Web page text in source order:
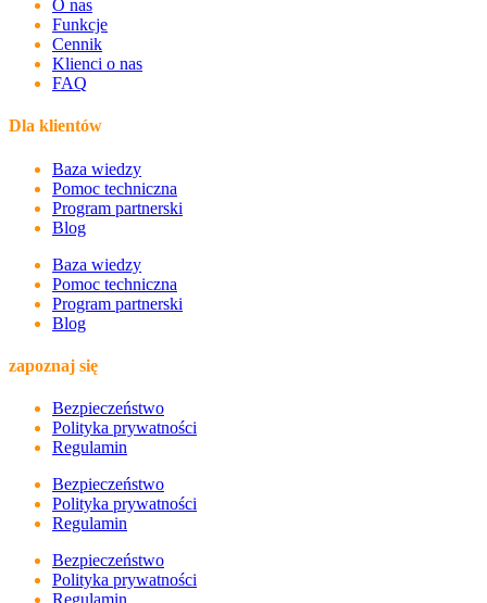
O nas
Funkcje
Cennik
Klienci o nas
FAQ
Dla klientów
Baza wiedzy
Pomoc techniczna
Program partnerski
Blog
Baza wiedzy
Pomoc techniczna
Program partnerski
Blog
zapoznaj się
Bezpieczeństwo
Polityka prywatności
Regulamin
Bezpieczeństwo
Polityka prywatności
Regulamin
Bezpieczeństwo
Polityka prywatności